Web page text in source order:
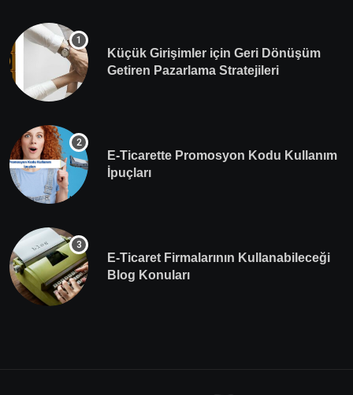
Küçük Girişimler için Geri Dönüşüm
Getiren Pazarlama Stratejileri
E-Ticarette Promosyon Kodu Kullanım
İpuçları
E-Ticaret Firmalarının Kullanabileceği
Blog Konuları